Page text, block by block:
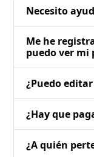
Necesito
Me he
puedo ver mi
¿Puedo
¿Hay que
¿A quién